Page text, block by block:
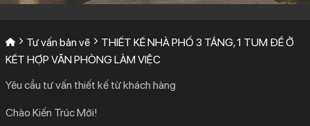
Tư vấn bản vẽ
THIẾT KẾ NHÀ PHỐ 3 TẦNG, 1 TUM ĐỂ Ở
KẾT HỢP VĂN PHÒNG LÀM VIỆC
Yêu cầu tư vấn thiết kế từ khách hàng
Chào Kiến Trúc Mới!